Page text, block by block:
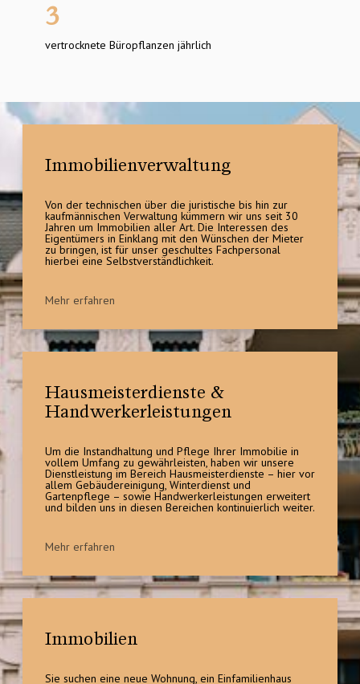
3
vertrocknete Büropflanzen jährlich
Immobilien­verwaltung
Von der technischen über die juristische bis hin zur
kaufmännischen Verwaltung kümmern wir uns seit 30
Jahren um Immobilien aller Art. Die Interessen des
Eigentümers in Einklang mit den Wünschen der Mieter
zu bringen, ist für unser geschultes Fachpersonal
hierbei eine Selbstverständlichkeit.
Mehr erfahren
Hausmeister­dienste &
Handwerker­leistungen
Um die Instandhaltung und Pflege Ihrer Immobilie in
vollem Umfang zu gewährleisten, haben wir unsere
Dienstleistung im Bereich Hausmeisterdienste – hier vor
allem Gebäudereinigung, Winterdienst und
Gartenpflege – sowie Handwerkerleistungen erweitert
und bilden uns in diesen Bereichen kontinuierlich weiter.
Mehr erfahren
Immobilien
Sie suchen eine neue Wohnung, ein Einfamilienhaus